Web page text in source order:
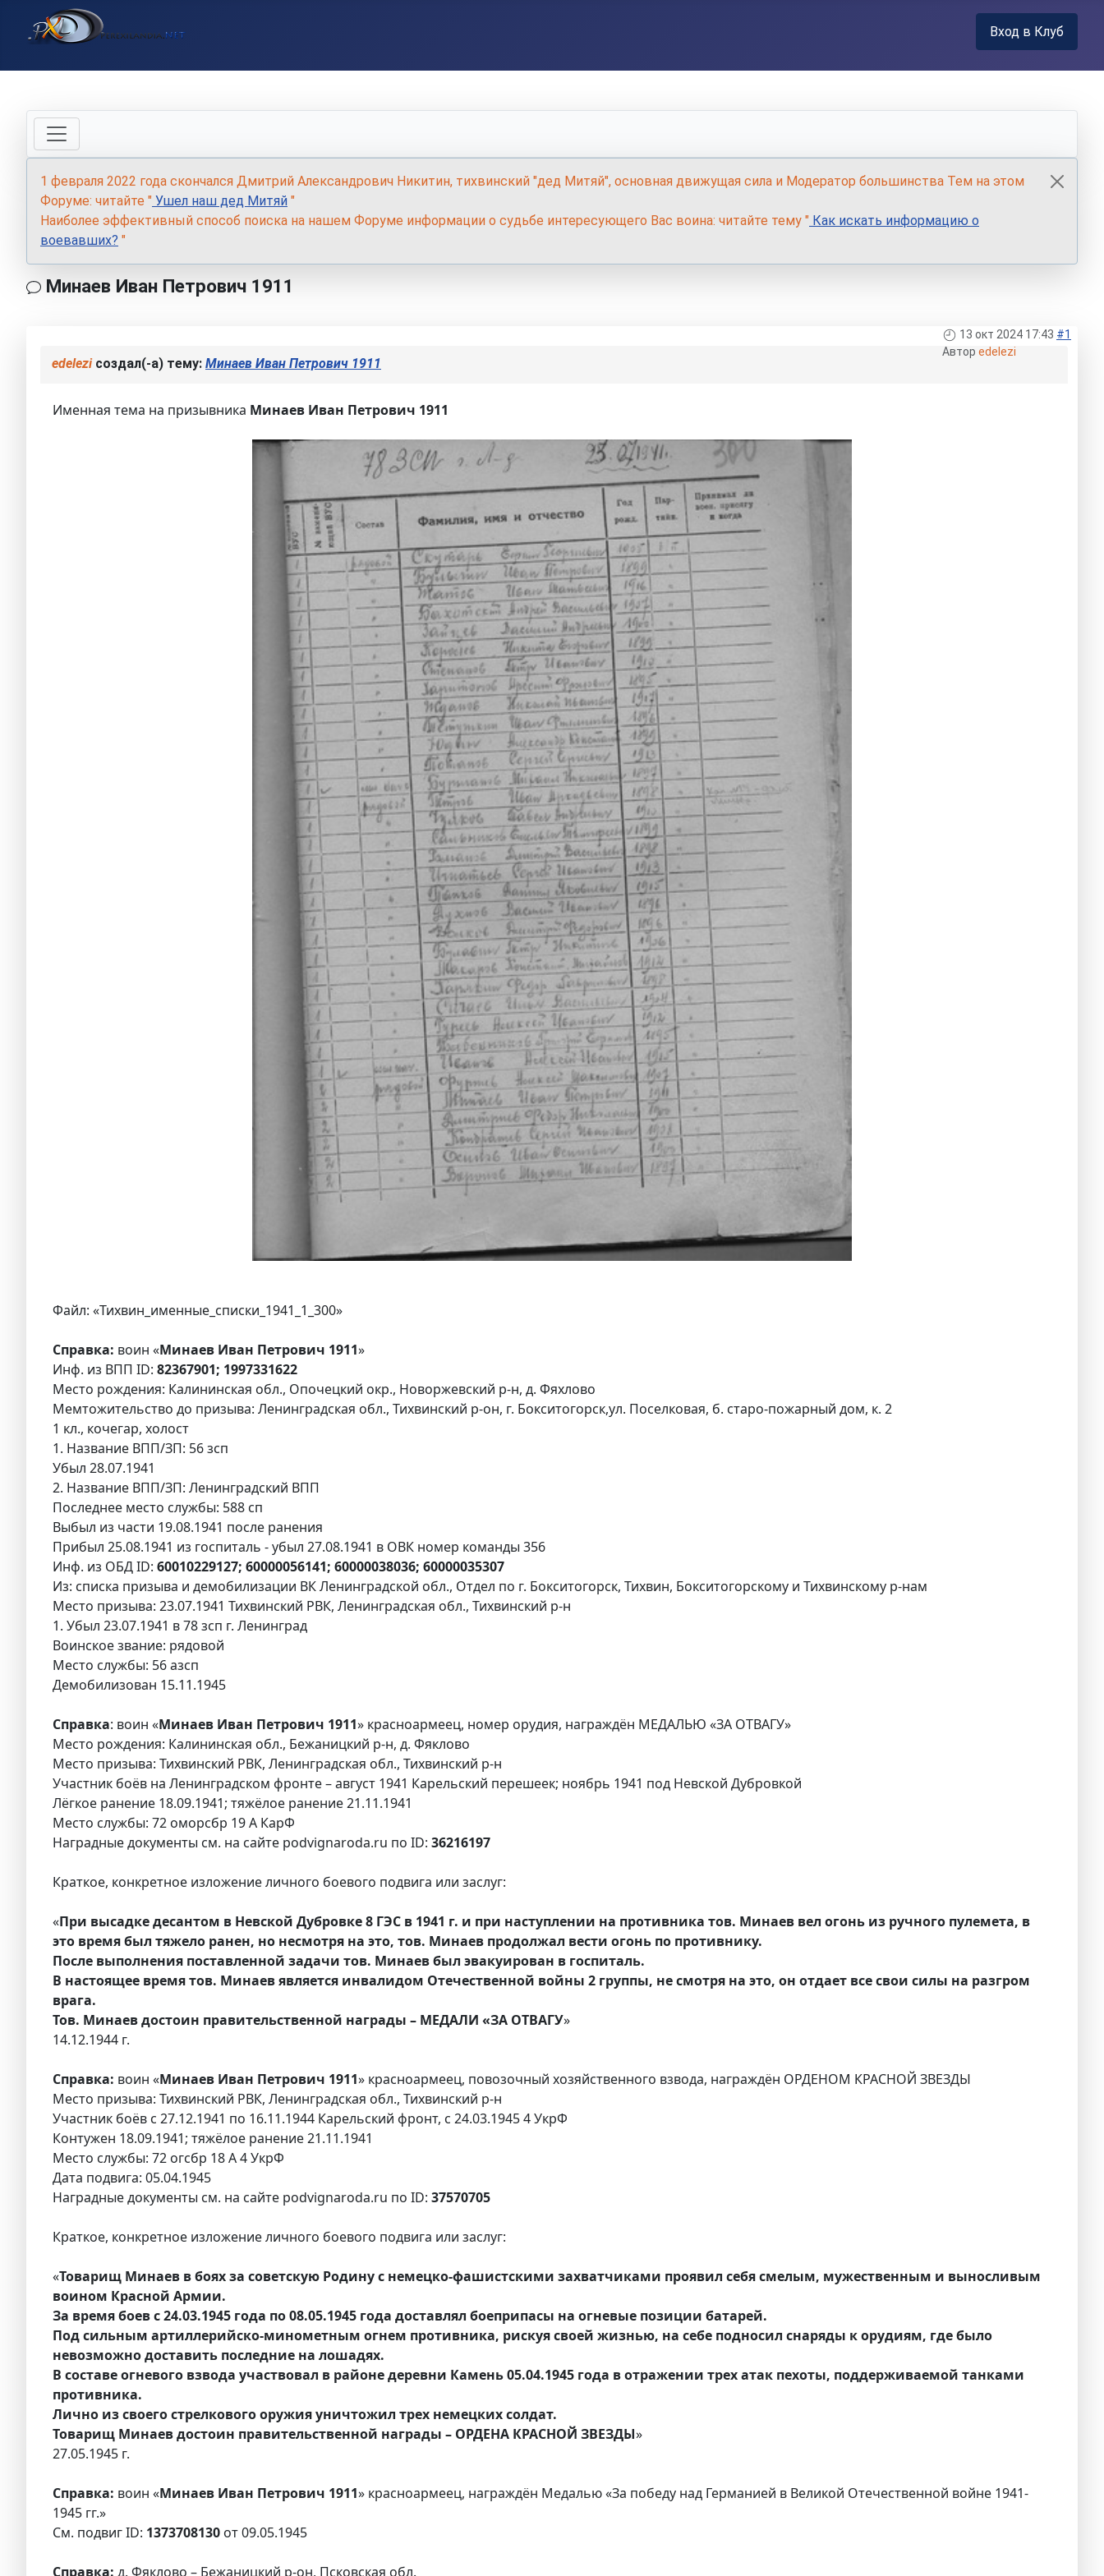
Вход в Клуб
1 февраля 2022 года скончался Дмитрий Александрович Никитин, тихвинский "дед Митяй", основная движущая сила и Модератор большинства Тем на этом
Форуме: читайте " Ушел наш дед Митяй "
Наиболее эффективный способ поиска на нашем Форуме информации о судьбе интересующего Вас воина: читайте тему " Как искать информацию о
воевавших? "
Минаев Иван Петрович 1911
13 окт 2024 17:43 #1
Автор edelezi
edeleziсоздал(-а) тему: Минаев Иван Петрович 1911
Именная тема на призывника Минаев Иван Петрович 1911
Файл: «Тихвин_именные_списки_1941_1_300»
Справка: воин «Минаев Иван Петрович 1911»
Инф. из ВПП ID: 82367901; 1997331622
Место рождения: Калининская обл., Опочецкий окр., Новоржевский р-н, д. Фяхлово
Мемтожительство до призыва: Ленинградская обл., Тихвинский р-он, г. Бокситогорск,ул. Поселковая, б. старо-пожарный дом, к. 2
1 кл., кочегар, холост
1. Название ВПП/ЗП: 56 зсп
Убыл 28.07.1941
2. Название ВПП/ЗП: Ленинградский ВПП
Последнее место службы: 588 сп
Выбыл из части 19.08.1941 после ранения
Прибыл 25.08.1941 из госпиталь - убыл 27.08.1941 в ОВК номер команды 356
Инф. из ОБД ID: 60010229127; 60000056141; 60000038036; 60000035307
Из: списка призыва и демобилизации ВК Ленинградской обл., Отдел по г. Бокситогорск, Тихвин, Бокситогорскому и Тихвинскому р-нам
Место призыва: 23.07.1941 Тихвинский РВК, Ленинградская обл., Тихвинский р-н
1. Убыл 23.07.1941 в 78 зсп г. Ленинград
Воинское звание: рядовой
Место службы: 56 азсп
Демобилизован 15.11.1945
Справка: воин «Минаев Иван Петрович 1911» красноармеец, номер орудия, награждён МЕДАЛЬЮ «ЗА ОТВАГУ»
Место рождения: Калининская обл., Бежаницкий р-н, д. Фяклово
Место призыва: Тихвинский РВК, Ленинградская обл., Тихвинский р-н
Участник боёв на Ленинградском фронте – август 1941 Карельский перешеек; ноябрь 1941 под Невской Дубровкой
Лёгкое ранение 18.09.1941; тяжёлое ранение 21.11.1941
Место службы: 72 оморсбр 19 А КарФ
Наградные документы см. на сайте podvignaroda.ru по ID: 36216197
Краткое, конкретное изложение личного боевого подвига или заслуг:
«При высадке десантом в Невской Дубровке 8 ГЭС в 1941 г. и при наступлении на противника тов. Минаев вел огонь из ручного пулемета, в
это время был тяжело ранен, но несмотря на это, тов. Минаев продолжал вести огонь по противнику.
После выполнения поставленной задачи тов. Минаев был эвакуирован в госпиталь.
В настоящее время тов. Минаев является инвалидом Отечественной войны 2 группы, не смотря на это, он отдает все свои силы на разгром
врага.
Тов. Минаев достоин правительственной награды – МЕДАЛИ «ЗА ОТВАГУ»
14.12.1944 г.
Справка: воин «Минаев Иван Петрович 1911» красноармеец, повозочный хозяйственного взвода, награждён ОРДЕНОМ КРАСНОЙ ЗВЕЗДЫ
Место призыва: Тихвинский РВК, Ленинградская обл., Тихвинский р-н
Участник боёв с 27.12.1941 по 16.11.1944 Карельский фронт, с 24.03.1945 4 УкрФ
Контужен 18.09.1941; тяжёлое ранение 21.11.1941
Место службы: 72 огсбр 18 А 4 УкрФ
Дата подвига: 05.04.1945
Наградные документы см. на сайте podvignaroda.ru по ID: 37570705
Краткое, конкретное изложение личного боевого подвига или заслуг:
«Товарищ Минаев в боях за советскую Родину с немецко-фашистскими захватчиками проявил себя смелым, мужественным и выносливым
воином Красной Армии.
За время боев с 24.03.1945 года по 08.05.1945 года доставлял боеприпасы на огневые позиции батарей.
Под сильным артиллерийско-минометным огнем противника, рискуя своей жизнью, на себе подносил снаряды к орудиям, где было
невозможно доставить последние на лошадях.
В составе огневого взвода участвовал в районе деревни Камень 05.04.1945 года в отражении трех атак пехоты, поддерживаемой танками
противника.
Лично из своего стрелкового оружия уничтожил трех немецких солдат.
Товарищ Минаев достоин правительственной награды – ОРДЕНА КРАСНОЙ ЗВЕЗДЫ»
27.05.1945 г.
Справка: воин «Минаев Иван Петрович 1911» красноармеец, награждён Медалью «За победу над Германией в Великой Отечественной войне 1941-
1945 гг.»
См. подвиг ID: 1373708130 от 09.05.1945
Справка: д. Фяклово – Бежаницкий р-он, Псковская обл.